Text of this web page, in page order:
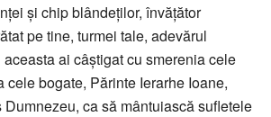
și chip blândeților, învățător
pe tine, turmei tale, adevărul
aceasta ai câștigat cu smerenia cele
cele bogate, Părinte Ierarhe Ioane,
Dumnezeu, ca să mântuiască sufletele